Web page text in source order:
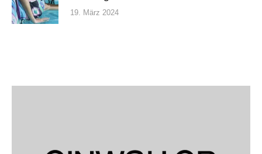
19. März 2024